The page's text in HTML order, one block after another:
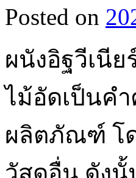
Posted on
ผนังอิฐวีเนี
ไม้อัดเป็นค
ผลิตภัณฑ์ โ
วัสดุอื่น ดังนั้